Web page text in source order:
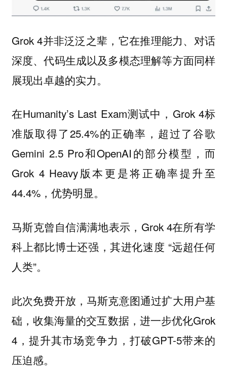
Grok 4并非泛泛之辈，它在推理能力、对话
深度、代码生成以及多模态理解等方面同样
展现出卓越的实力。
在Humanity’s Last Exam测试中，Grok 4标
准版取得了25.4%的正确率，超过了谷歌
Gemini 2.5 Pro和OpenAI的部分模型，而
Grok 4 Heavy版本更是将正确率提升至
44.4%，优势明显。
马斯克曾自信满满地表示，Grok 4在所有学
科上都比博士还强，其进化速度 “远超任何
人类”。
此次免费开放，马斯克意图通过扩大用户基
础，收集海量的交互数据，进一步优化Grok
4，提升其市场竞争力，打破GPT-5带来的
压迫感。